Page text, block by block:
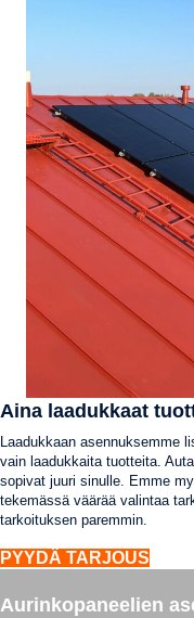
Aina laadukkaat
Laadukkaan asennuksemme
vain laadukkaita tuotteita.
sopivat juuri sinulle. Emme
tekemässä väärää valintaa
tarkoituksen paremmin.
PYYDÄ TARJOUS
Aurinkopaneelien